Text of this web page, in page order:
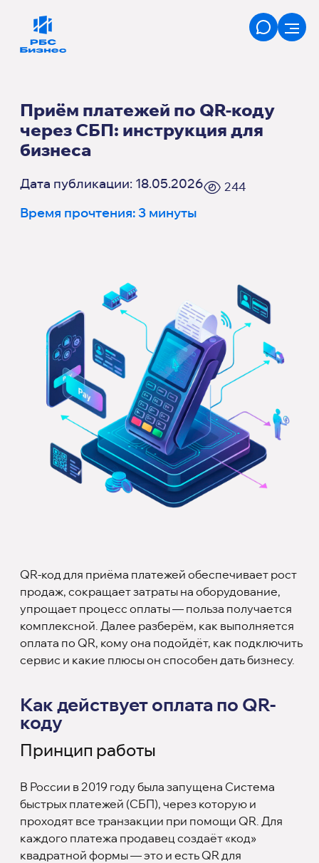
Приём платежей по QR-коду
через СБП: инструкция для
бизнеса
Дата публикации: 18.05.2026 244
Время прочтения: 3 минуты
QR-код для приёма платежей обеспечивает рост
продаж, сокращает затраты на оборудование,
упрощает процесс оплаты — польза получается
комплексной. Далее разберём, как выполняется
оплата по QR, кому она подойдёт, как подключить
сервис и какие плюсы он способен дать бизнесу.
Как действует оплата по QR-
коду
Принцип работы
В России в 2019 году была запущена Система
быстрых платежей (СБП), через которую и
проходят все транзакции при помощи QR. Для
каждого платежа продавец создаёт «код»
квадратной формы — это и есть QR для